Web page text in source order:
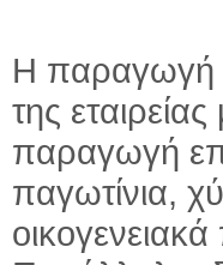
Η παραγωγή
της
παραγωγή
παγωτίνια,